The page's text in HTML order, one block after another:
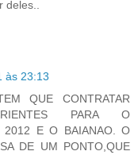
deles..
às 23:13
QUE CONTRATAR
PARA O
2012 E O BAIANAO. O
DE UM PONTO,QUE